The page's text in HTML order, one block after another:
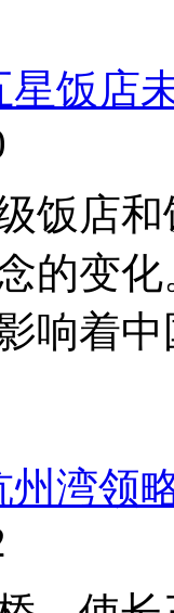
星饭店
饭店
的变
响着
州湾领